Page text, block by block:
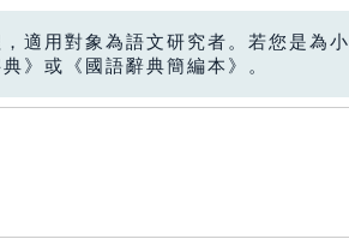
適用對象為語文研究者。若您是為小
》或《國語辭典簡編本》。